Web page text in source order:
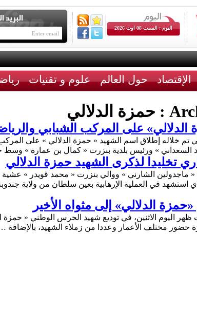
اليوم : السبت 08 اوت 2026
الإقتصاد حول العالم علوم و تقنيات
حمزة الدلالي
الدلالي» على المركب الشبابي
تم خلاله إطلاق اسم الشهيد « حمزة الدلالي » على
السعداني » ورئيس بلدية بنزرت « كمال بن عمارة »
تخليدا لذكرى الشهيد حمزة الدلالي
الدلالي» إلى مثواه الأخير
اليوم الاثنين، في توديع شهيد الحرس الوطني « حمزة
حضور مختلف الأعمار وعددا من زملاء الشهيد، بالإضافة